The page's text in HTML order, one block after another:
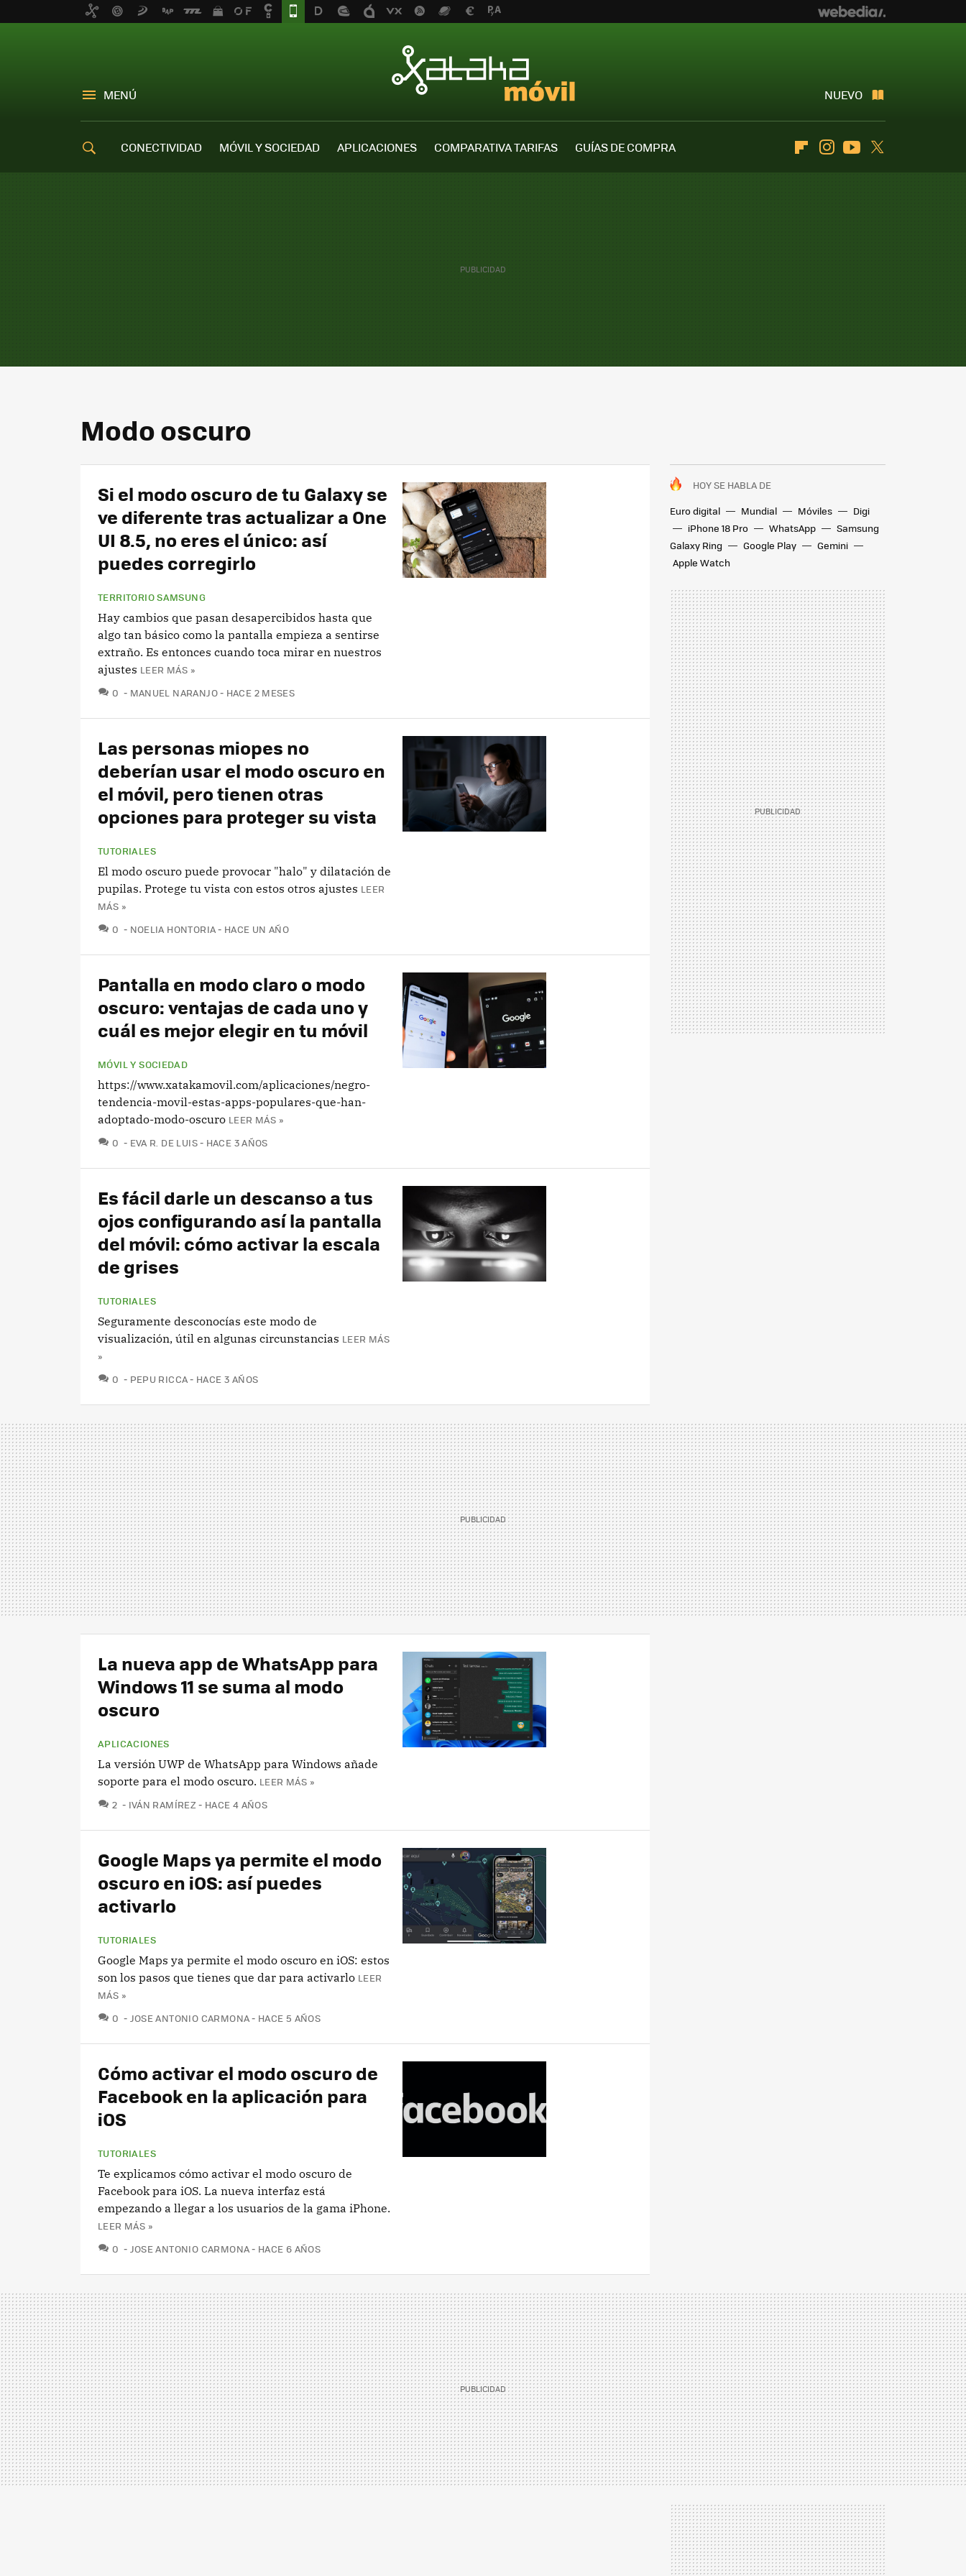
MENÚ NUEVO
CONECTIVIDAD MÓVIL Y SOCIEDAD APLICACIONES COMPARATIVA TARIFAS
GUÍAS DE COMPRA
FlipboardInstagramYoutube
Modo oscuro
HOY SE HABLA DE
Euro digital
Mundial Móviles
Digi
iPhone 18 Pro
WhatsApp
Samsung
Galaxy Ring
Google Play
Gemini
Apple Watch
Si el modo oscuro de tu Galaxy se
ve diferente tras actualizar a One
UI 8.5, no eres el único: así
puedes corregirlo
TERRITORIO SAMSUNG
Hay cambios que pasan desapercibidos hasta que
algo tan básico como la pantalla empieza a sentirse
extraño. Es entonces cuando toca mirar en nuestros
ajustes LEER MÁS »
0 COMENTARIOS
MANUEL NARANJO HACE 2 MESES
Las personas miopes no
deberían usar el modo oscuro en
el móvil, pero tienen otras
opciones para proteger su vista
TUTORIALES
El modo oscuro puede provocar "halo" y dilatación de
pupilas. Protege tu vista con estos otros ajustes LEER
MÁS »
0 COMENTARIOS
NOELIA HONTORIA HACE UN AÑO
Pantalla en modo claro o modo
oscuro: ventajas de cada uno y
cuál es mejor elegir en tu móvil
MÓVIL Y SOCIEDAD
https://www.xatakamovil.com/aplicaciones/negro-
tendencia-movil-estas-apps-populares-que-han-
adoptado-modo-oscuro LEER MÁS »
0 COMENTARIOS
EVA R. DE LUIS HACE 3 AÑOS
Es fácil darle un descanso a tus
ojos configurando así la pantalla
del móvil: cómo activar la escala
de grises
TUTORIALES
Seguramente desconocías este modo de
visualización, útil en algunas circunstancias LEER MÁS
»
0 COMENTARIOS
PEPU RICCA HACE 3 AÑOS
La nueva app de WhatsApp para
Windows 11 se suma al modo
oscuro
APLICACIONES
La versión UWP de WhatsApp para Windows añade
soporte para el modo oscuro. LEER MÁS »
2 COMENTARIOS
IVÁN RAMÍREZ HACE 4 AÑOS
Google Maps ya permite el modo
oscuro en iOS: así puedes
activarlo
TUTORIALES
Google Maps ya permite el modo oscuro en iOS: estos
son los pasos que tienes que dar para activarlo LEER
MÁS »
0 COMENTARIOS
JOSE ANTONIO CARMONA HACE 5 AÑOS
Cómo activar el modo oscuro de
Facebook en la aplicación para
iOS
TUTORIALES
Te explicamos cómo activar el modo oscuro de
Facebook para iOS. La nueva interfaz está
empezando a llegar a los usuarios de la gama iPhone.
LEER MÁS »
0 COMENTARIOS
JOSE ANTONIO CARMONA HACE 6 AÑOS